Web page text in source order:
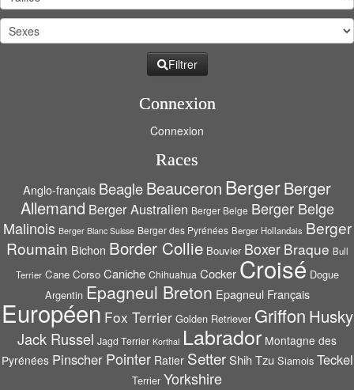
Filtrer
Connexion
Connexion
Races
Anglo-français BeagleBeauceron BergerBerger
Allemand Berger Australien Berger Belge Berger Belge
Malinois Berger Blanc Suisse Berger des Pyrénées Berger Hollandais Berger
Roumain Bichon Border Collie Bouvier Boxer Braque Bull
Terrier Cane Corso Caniche Chihuahua Cocker Croisé Dogue
Argentin Epagneul Breton Epagneul Français
Européen Fox Terrier Golden Retriever Griffon Husky
Jack Russel Jagd Terrier Korthal Labrador Montagne des
Pyrénées Pinscher Pointer Ratier Setter Shih Tzu Siamois Teckel
Terrier Yorkshire